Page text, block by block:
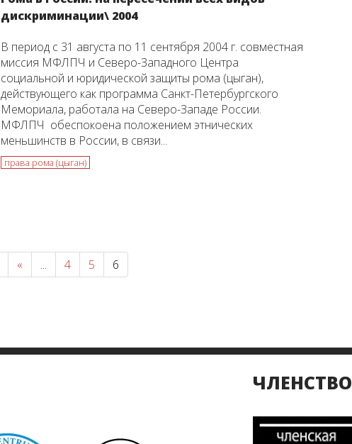
дискриминации\ 2004
В период с 31 августа по 11 сентября 2004 г. совместная
миссия МФЛПЧ и Северо-Западного Центра
социальной и юридической защиты рома (цыган),
действующего как программа Санкт-Петербургского
Мемориала, работала на Северо-Западе России.
МФЛПЧ обеспокоена положением этнических
меньшинств в России, в связи...
права рома (цыган)
« ... 4 5 6
ЧЛЕНСТВО